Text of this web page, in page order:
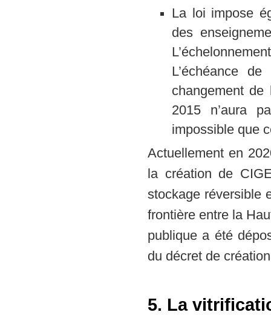
La loi impose
des
L’échéance
changement
2015 n’aura
impossible que
Actuellement en
la création de
stockage réversible
frontière entre la
publique a été
du décret de
5. La